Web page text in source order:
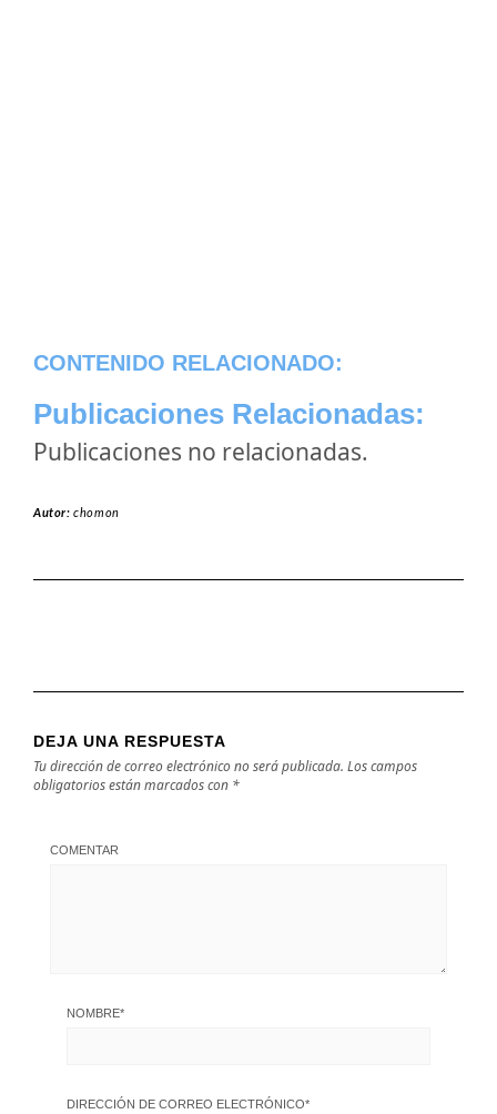
CONTENIDO RELACIONADO:
Publicaciones Relacionadas:
Publicaciones no relacionadas.
Autor:chomon
DEJA UNA RESPUESTA
Tu dirección de correo electrónico no será publicada. Los campos
obligatorios están marcados con *
COMENTAR
NOMBRE*
DIRECCIÓN DE CORREO ELECTRÓNICO*